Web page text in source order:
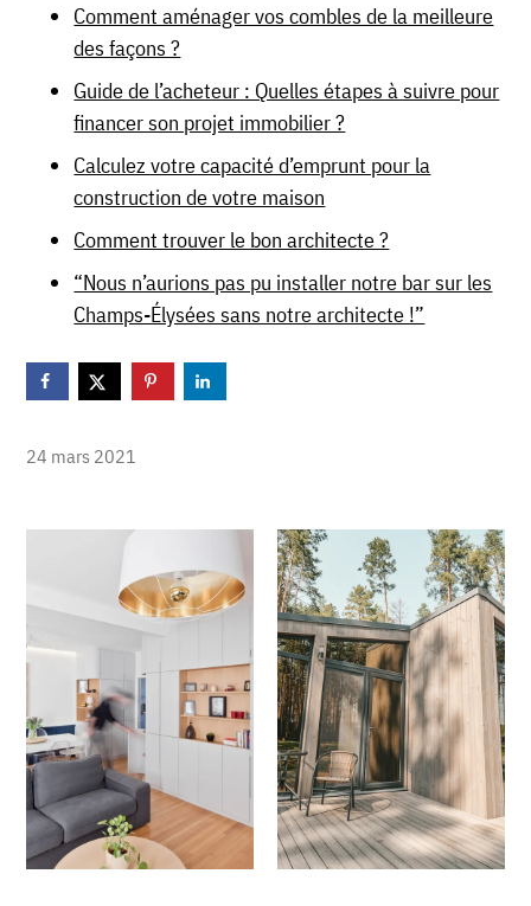
Comment aménager vos combles de la meilleure
des façons ?
Guide de l’acheteur : Quelles étapes à suivre pour
financer son projet immobilier ?
Calculez votre capacité d’emprunt pour la
construction de votre maison
Comment trouver le bon architecte ?
“Nous n’aurions pas pu installer notre bar sur les
Champs-Élysées sans notre architecte !”
24 mars 2021